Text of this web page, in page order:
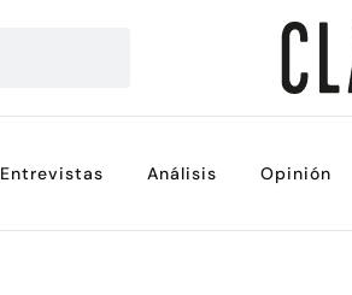
Entrevistas Análisis Opinión